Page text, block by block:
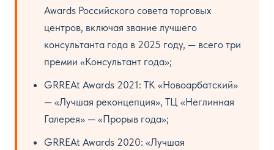
Awards Российского совета торговых
центров, включая звание лучшего
консультанта года в 2025 году, — всего три
премии «Консультант года»;
GRREAt Awards 2021: ТК «Новоарбатский»
— «Лучшая реконцепция», ТЦ «Неглинная
Галерея» — «Прорыв года»;
GRREAt Awards 2020: «Лучшая